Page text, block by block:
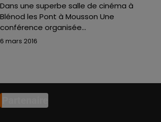
Dans une superbe salle de cinéma à
Blénod les Pont à Mousson Une
conférence organisée…
6 mars 2016